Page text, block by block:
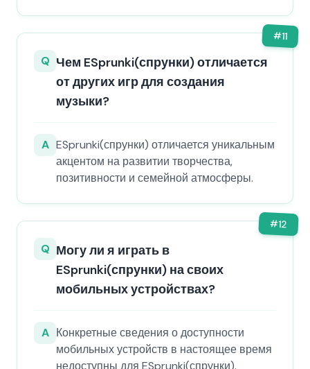
#11
Q Чем ESprunki(спрунки) отличается
от других игр для создания
музыки?
A ESprunki(спрунки) отличается уникальным
акцентом на развитии творчества,
позитивности и семейной атмосферы.
#12
Q Могу ли я играть в
ESprunki(спрунки) на своих
мобильных устройствах?
A Конкретные сведения о доступности
мобильных устройств в настоящее время
недоступны для ESprunki(спрунки).